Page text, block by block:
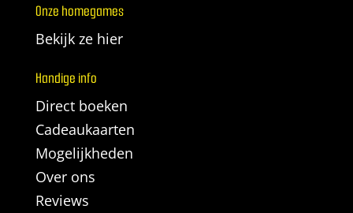
Onze homegames
Bekijk ze hier
Handige info
Direct boeken
Cadeaukaarten
Mogelijkheden
Over ons
Reviews